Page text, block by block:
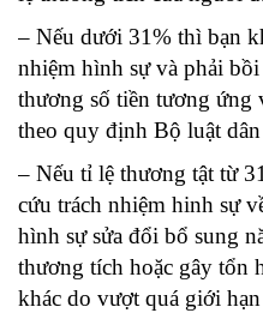
– Nếu dưới 31% thì bạn
nhiệm hình sự và phải
thương số tiền tương ứng
theo quy định Bộ luật
– Nếu tỉ lệ thương tật từ
cứu trách nhiệm hinh sự
hình sự sửa đổi bổ sung
thương tích hoặc gây tổn
khác do vượt quá giới